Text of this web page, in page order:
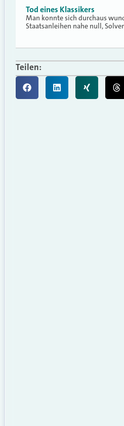
Tod eines Klassikers
Man konnte sich durchaus
Staatsanleihen nahe null,
Teilen: